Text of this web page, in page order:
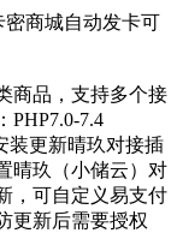
商品，支持多个接
PHP7.0-7.4
装更新晴玖对接插
晴玖（小储云）对
，可自定义易支付
更新后需要授权